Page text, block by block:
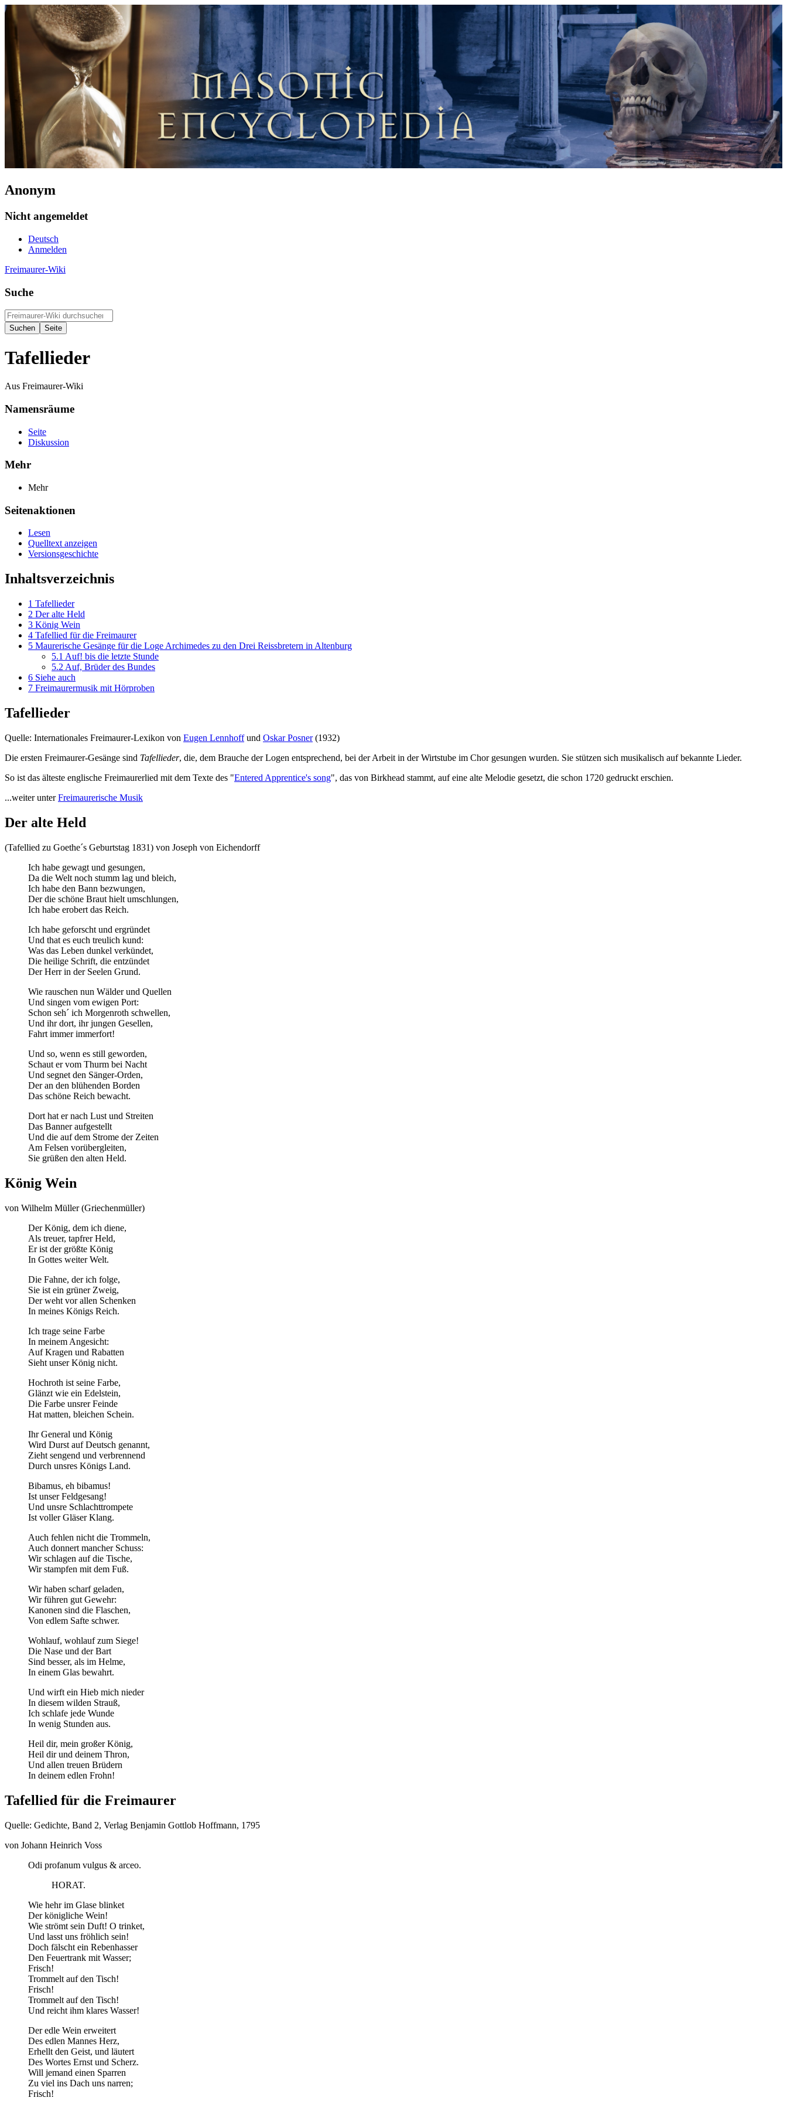
Anonym
Nicht angemeldet
Deutsch
Anmelden
Freimaurer-Wiki
Suche
Tafellieder
Aus Freimaurer-Wiki
Namensräume
Seite
Diskussion
Mehr
Mehr
Seitenaktionen
Lesen
Quelltext anzeigen
Versionsgeschichte
Inhaltsverzeichnis
1 Tafellieder
2 Der alte Held
3 König Wein
4 Tafellied für die Freimaurer
5 Maurerische Gesänge für die Loge Archimedes zu den Drei Reissbretern in Altenburg
5.1 Auf! bis die letzte Stunde
5.2 Auf, Brüder des Bundes
6 Siehe auch
7 Freimaurermusik mit Hörproben
Tafellieder
Quelle: Internationales Freimaurer-Lexikon von Eugen Lennhoffund Oskar Posner(1932)
Die ersten Freimaurer-Gesänge sind Tafellieder, die, dem Brauche der Logen entsprechend, bei der Arbeit in der Wirtstube im Chor gesungen wurden. Sie stützen sich musikalisch auf bekannte Lieder.
So ist das älteste englische Freimaurerlied mit dem Texte des "Entered Apprentice's song", das von Birkhead stammt, auf eine alte Melodie gesetzt, die schon 1720 gedruckt erschien.
...weiter unterFreimaurerische Musik
Der alte Held
(Tafellied zu Goethe´s Geburtstag 1831) von Joseph von Eichendorff
Ich habe gewagt und gesungen,
Da die Welt noch stumm lag und bleich,
Ich habe den Bann bezwungen,
Der die schöne Braut hielt umschlungen,
Ich habe erobert das Reich.
Ich habe geforscht und ergründet
Und that es euch treulich kund:
Was das Leben dunkel verkündet,
Die heilige Schrift, die entzündet
Der Herr in der Seelen Grund.
Wie rauschen nun Wälder und Quellen
Und singen vom ewigen Port:
Schon seh´ ich Morgenroth schwellen,
Und ihr dort, ihr jungen Gesellen,
Fahrt immer immerfort!
Und so, wenn es still geworden,
Schaut er vom Thurm bei Nacht
Und segnet den Sänger-Orden,
Der an den blühenden Borden
Das schöne Reich bewacht.
Dort hat er nach Lust und Streiten
Das Banner aufgestellt
Und die auf dem Strome der Zeiten
Am Felsen vorübergleiten,
Sie grüßen den alten Held.
König Wein
von Wilhelm Müller (Griechenmüller)
Der König, dem ich diene,
Als treuer, tapfrer Held,
Er ist der größte König
In Gottes weiter Welt.
Die Fahne, der ich folge,
Sie ist ein grüner Zweig,
Der weht vor allen Schenken
In meines Königs Reich.
Ich trage seine Farbe
In meinem Angesicht:
Auf Kragen und Rabatten
Sieht unser König nicht.
Hochroth ist seine Farbe,
Glänzt wie ein Edelstein,
Die Farbe unsrer Feinde
Hat matten, bleichen Schein.
Ihr General und König
Wird Durst auf Deutsch genannt,
Zieht sengend und verbrennend
Durch unsres Königs Land.
Bibamus, eh bibamus!
Ist unser Feldgesang!
Und unsre Schlachttrompete
Ist voller Gläser Klang.
Auch fehlen nicht die Trommeln,
Auch donnert mancher Schuss:
Wir schlagen auf die Tische,
Wir stampfen mit dem Fuß.
Wir haben scharf geladen,
Wir führen gut Gewehr:
Kanonen sind die Flaschen,
Von edlem Safte schwer.
Wohlauf, wohlauf zum Siege!
Die Nase und der Bart
Sind besser, als im Helme,
In einem Glas bewahrt.
Und wirft ein Hieb mich nieder
In diesem wilden Strauß,
Ich schlafe jede Wunde
In wenig Stunden aus.
Heil dir, mein großer König,
Heil dir und deinem Thron,
Und allen treuen Brüdern
In deinem edlen Frohn!
Tafellied für die Freimaurer
Quelle: Gedichte, Band 2, Verlag Benjamin Gottlob Hoffmann, 1795
von Johann Heinrich Voss
Odi profanum vulgus & arceo.
HORAT.
Wie hehr im Glase blinket
Der königliche Wein!
Wie strömt sein Duft! O trinket,
Und lasst uns fröhlich sein!
Doch fälscht ein Rebenhasser
Den Feuertrank mit Wasser;
Frisch!
Trommelt auf den Tisch!
Frisch!
Trommelt auf den Tisch!
Und reicht ihm klares Wasser!
Der edle Wein erweitert
Des edlen Mannes Herz,
Erhellt den Geist, und läutert
Des Wortes Ernst und Scherz.
Will jemand einen Sparren
Zu viel ins Dach uns narren;
Frisch!